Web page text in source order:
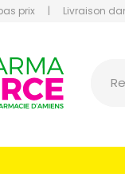
prix | Livraison